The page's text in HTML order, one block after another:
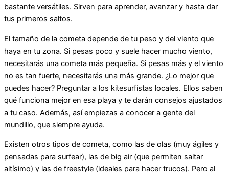
bastante versátiles. Sirven para aprender, avanzar y hasta dar
tus primeros saltos.
El tamaño de la cometa depende de tu peso y del viento que
haya en tu zona. Si pesas poco y suele hacer mucho viento,
necesitarás una cometa más pequeña. Si pesas más y el viento
no es tan fuerte, necesitarás una más grande. ¿Lo mejor que
puedes hacer? Preguntar a los kitesurfistas locales. Ellos saben
qué funciona mejor en esa playa y te darán consejos ajustados
a tu caso. Además, así empiezas a conocer a gente del
mundillo, que siempre ayuda.
Existen otros tipos de cometa, como las de olas (muy ágiles y
pensadas para surfear), las de big air (que permiten saltar
altísimo) y las de freestyle (ideales para hacer trucos). Pero al